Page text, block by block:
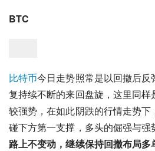
BTC
比特币今日走势照常是以回撤后
复持续不断的来回盘旋，这里同
较强势，在如此阴跌的行情走势
碰下方第一支撑，多头的倔强与强
路上不变动，继续保持回撤布局